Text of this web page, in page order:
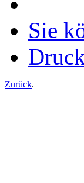
Sie
Zurück.